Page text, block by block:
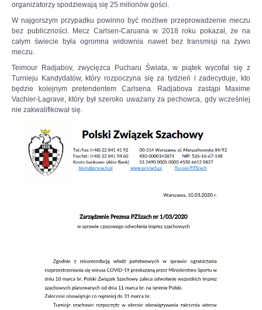
organizatorzy spodziewają się 25 milionów gości.
W najgorszym przypadku powinno być możliwe przeprowadzenie meczu
bez publiczności. Mecz Carlsen-Caruana w 2018 roku pokazał, że na
całym świecie była ogromna widownia nawet bez transmisji na żywo
meczu.
Teimour Radjabov, zwycięzca Pucharu Świata, w piątek wycofał się z
Turnieju Kandydatów, który rozpoczyna się za tydzień i zadecyduje, kto
będzie kolejnym pretendentem Carlsena. Radjabova zastąpi Maxime
Vachier-Lagrave, który był szeroko uważany za pechowca, gdy wcześniej
nie zakwalifikował się.